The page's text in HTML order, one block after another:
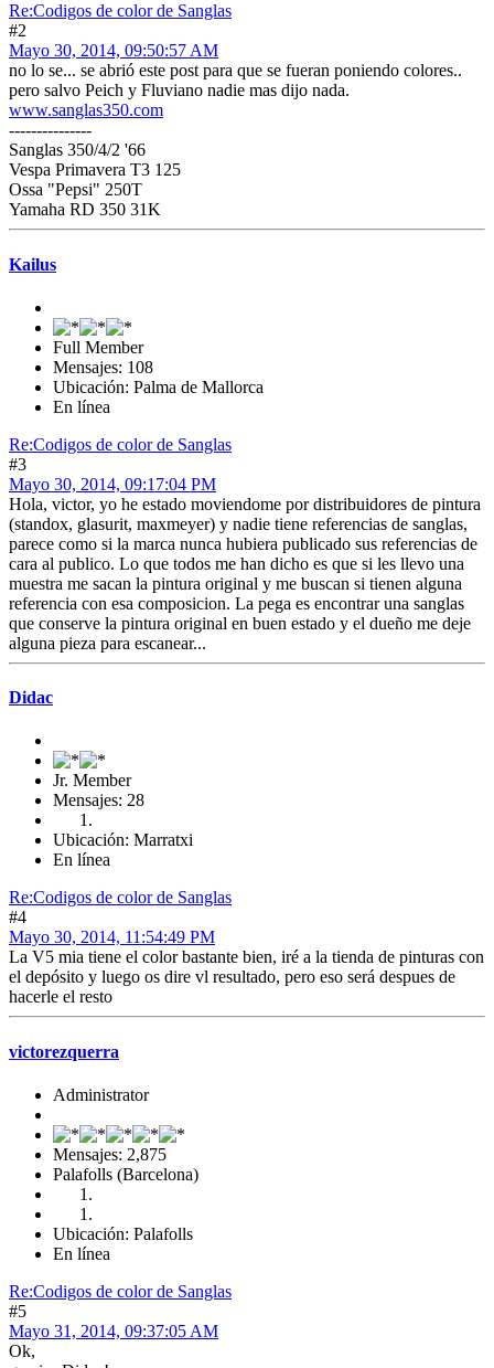
Re:Codigos de color de Sanglas
#2
Mayo 30, 2014, 09:50:57 AM
no lo se... se abrió este post para que se fueran poniendo colores..
pero salvo Peich y Fluviano nadie mas dijo nada.
www.sanglas350.com
---------------
Sanglas 350/4/2 '66
Vespa Primavera T3 125
Ossa "Pepsi" 250T
Yamaha RD 350 31K
Kailus
Full Member
Mensajes: 108
Ubicación: Palma de Mallorca
En línea
Re:Codigos de color de Sanglas
#3
Mayo 30, 2014, 09:17:04 PM
Hola, victor, yo he estado moviendome por distribuidores de pintura
(standox, glasurit, maxmeyer) y nadie tiene referencias de sanglas,
parece como si la marca nunca hubiera publicado sus referencias de
cara al publico. Lo que todos me han dicho es que si les llevo una
muestra me sacan la pintura original y me buscan si tienen alguna
referencia con esa composicion. La pega es encontrar una sanglas
que conserve la pintura original en buen estado y el dueño me deje
alguna pieza para escanear...
Didac
Jr. Member
Mensajes: 28
Ubicación: Marratxi
En línea
Re:Codigos de color de Sanglas
#4
Mayo 30, 2014, 11:54:49 PM
La V5 mia tiene el color bastante bien, iré a la tienda de pinturas con
el depósito y luego os dire vl resultado, pero eso será despues de
hacerle el resto
victorezquerra
Administrator
Mensajes: 2,875
Palafolls (Barcelona)
Ubicación: Palafolls
En línea
Re:Codigos de color de Sanglas
#5
Mayo 31, 2014, 09:37:05 AM
Ok,